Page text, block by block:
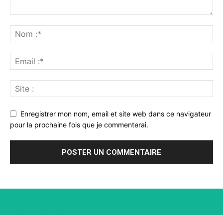
Enregistrer mon nom, email et site web dans ce navigateur
pour la prochaine fois que je commenterai.